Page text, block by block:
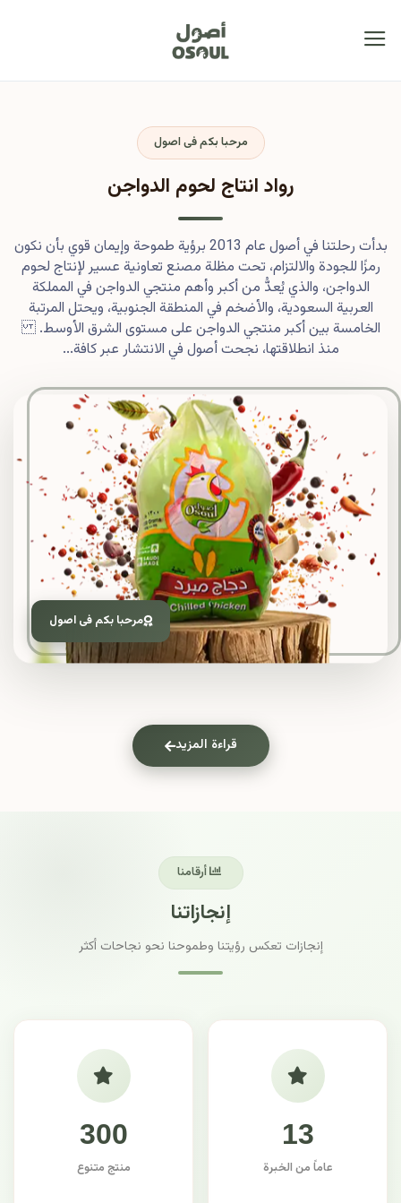
مرحبا بكم فى اصول
مرحبا بكم فى اصول
رواد انتاج لحوم الدواجن
بدأت رحلتنا في أصول عام 2013 برؤية طموحة وإيمان قوي بأن نكون
رمزًا للجودة والالتزام، تحت مظلة مصنع تعاونية عسير لإنتاج لحوم
الدواجن، والذي يُعدُّ من أكبر وأهم منتجي الدواجن في المملكة
العربية السعودية، والأضخم في المنطقة الجنوبية، ويحتل المرتبة
الخامسة بين أكبر منتجي الدواجن على مستوى الشرق الأوسط.
منذ انطلاقتها، نجحت أصول في الانتشار عبر كافة...
قراءة المزيد
أرقامنا
إنجازاتنا
إنجازات تعكس رؤيتنا وطموحنا نحو نجاحات أكثر
13
عاماً من الخبرة
300
منتج متنوع